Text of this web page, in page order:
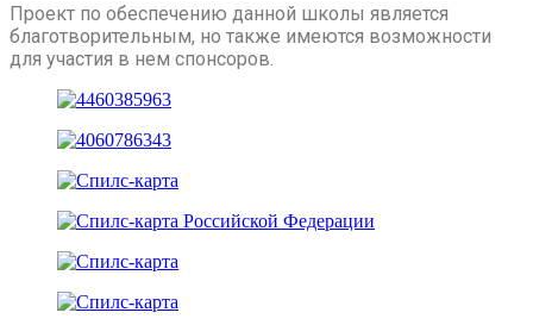
Проект по обеспечению данной школы является
благотворительным, но также имеются возможности
для участия в нем спонсоров.